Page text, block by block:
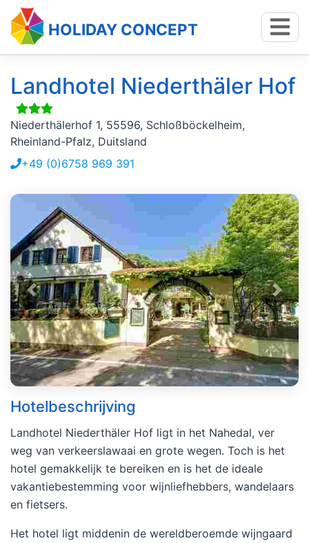
HOLIDAY CONCEPT
Landhotel Niederthäler Hof
Niederthälerhof 1, 55596, Schloßböckelheim,
Rheinland-Pfalz, Duitsland
+49 (0)6758 969 391
Hotelbeschrijving
Landhotel Niederthäler Hof ligt in het Nahedal, ver
weg van verkeerslawaai en grote wegen. Toch is het
hotel gemakkelijk te bereiken en is het de ideale
vakantiebestemming voor wijnliefhebbers, wandelaars
en fietsers.
Het hotel ligt middenin de wereldberoemde wijngaard